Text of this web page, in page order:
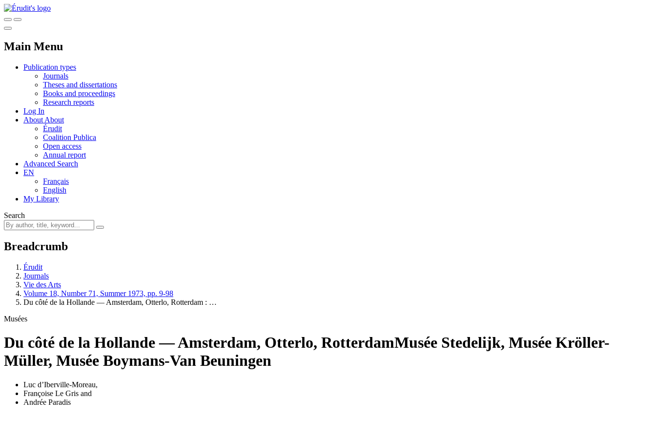
Main Menu
Publication types
Journals
Theses and dissertations
Books and proceedings
Research reports
Log In
About About
Érudit
Coalition Publica
Open access
Annual report
Advanced Search
EN
Français
English
My Library
Search
Breadcrumb
Érudit
Journals
Vie des Arts
Volume 18, Number 71, Summer 1973, pp. 9-98
Du côté de la Hollande — Amsterdam, Otterlo, Rotterdam : …
Musées
Du côté de la Hollande — Amsterdam, Otterlo, RotterdamMusée Stedelijk, Musée Kröller-
Müller, Musée Boymans-Van Beuningen
Luc d’Iberville-Moreau,
Françoise Le Gris and
Andrée Paradis